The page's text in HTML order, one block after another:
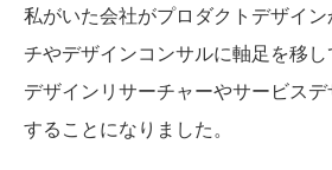
私がいた会社がプロダクトデザイ
チやデザインコンサルに軸足を移
デザインリサーチャーやサービス
することになりました。